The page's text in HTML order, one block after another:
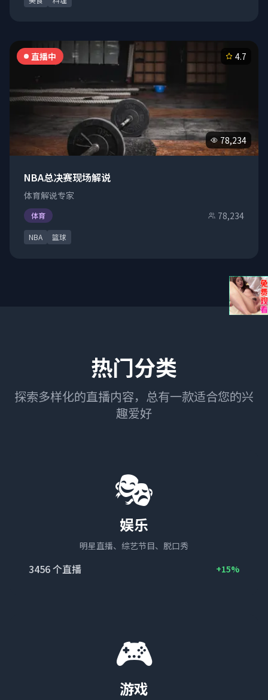
直播中
78,234
4.7
NBA总决赛现场解说
体育解说专家
体育 78,234
NBA 篮球
热门分类
探索多样化的直播内容，总有一款适合您的兴
趣爱好
🎭
娱乐
明星直播、综艺节目、脱口秀
3456个直播 +15%
🎮
游戏